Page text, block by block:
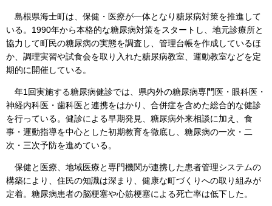
島根県海士町は、保健・医療が一体となり糖尿病対策を推進して
いる。1990年から本格的な糖尿病対策をスタートし、地元診療所と
協力して町民の糖尿病の実態を調査し、管理台帳を作成しているほ
か、調理実習や試食会を取り入れた糖尿病教室、運動教室などを定
期的に開催している。
年1回実施する糖尿病健診では、県内外の糖尿病専門医・眼科医・
神経内科医・歯科医と連携をはかり、合併症を含めた総合的な健診
を行っている。健診による早期発見、糖尿病外来相談に加え、食
事・運動指導を中心とした初期教育を徹底し、糖尿病の一次・二
次・三次予防を進めている。
保健と医療、地域医療と専門機関が連携した患者管理システムの
構築により、住民の知識は深まり、健康な町づくりへの取り組みが
定着。糖尿病患者の脳梗塞や心筋梗塞による死亡率は低下した。